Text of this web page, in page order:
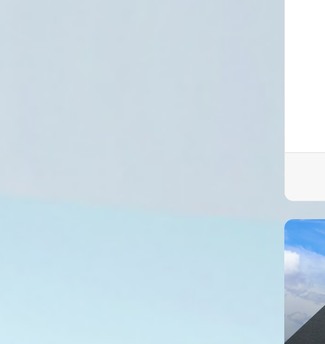
العالم العربي